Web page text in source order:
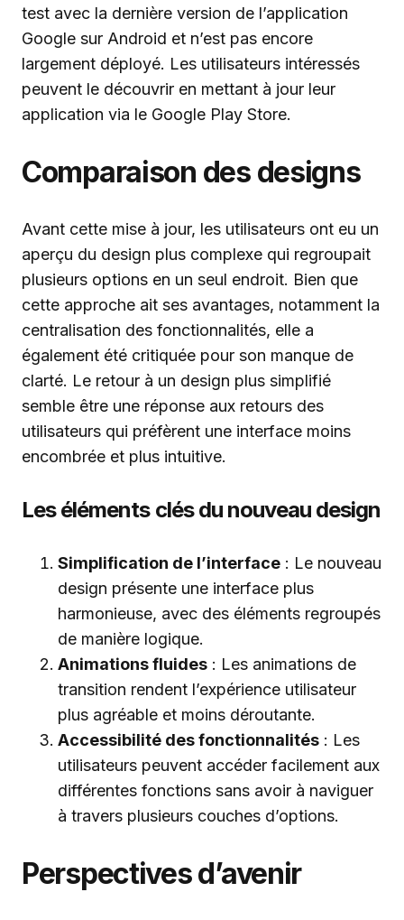
test avec la dernière version de l’application
Google sur Android et n’est pas encore
largement déployé. Les utilisateurs intéressés
peuvent le découvrir en mettant à jour leur
application via le Google Play Store.
Comparaison des designs
Avant cette mise à jour, les utilisateurs ont eu un
aperçu du design plus complexe qui regroupait
plusieurs options en un seul endroit. Bien que
cette approche ait ses avantages, notamment la
centralisation des fonctionnalités, elle a
également été critiquée pour son manque de
clarté. Le retour à un design plus simplifié
semble être une réponse aux retours des
utilisateurs qui préfèrent une interface moins
encombrée et plus intuitive.
Les éléments clés du nouveau design
Simplification de l’interface : Le nouveau
design présente une interface plus
harmonieuse, avec des éléments regroupés
de manière logique.
Animations fluides : Les animations de
transition rendent l’expérience utilisateur
plus agréable et moins déroutante.
Accessibilité des fonctionnalités : Les
utilisateurs peuvent accéder facilement aux
différentes fonctions sans avoir à naviguer
à travers plusieurs couches d’options.
Perspectives d’avenir